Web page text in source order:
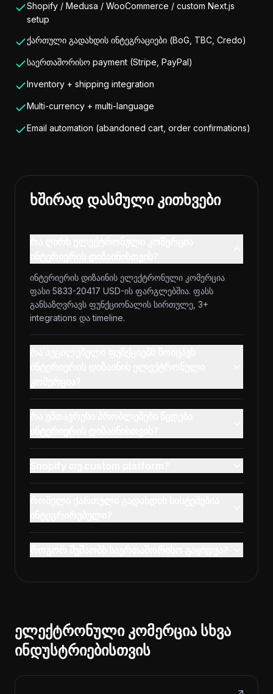
Shopify / Medusa / WooCommerce / custom Next.js
setup
ქართული გადახდის ინტეგრაციები (BoG, TBC, Credo)
საერთაშორისო payment (Stripe, PayPal)
Inventory + shipping integration
Multi-currency + multi-language
Email automation (abandoned cart, order confirmations)
ხშირად დასმული კითხვები
ინტერიერის დიზაინის ელექტრონული კომერცია
ფასი 5833-20417 USD-ის ფარგლებშია. ფასს
განსაზღვრავს ფუნქციონალის სირთულე, 3+
integrations და timeline.
ელექტრონული კომერცია სხვა
ინდუსტრიებისთვის